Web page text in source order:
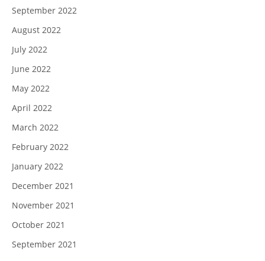
September 2022
August 2022
July 2022
June 2022
May 2022
April 2022
March 2022
February 2022
January 2022
December 2021
November 2021
October 2021
September 2021